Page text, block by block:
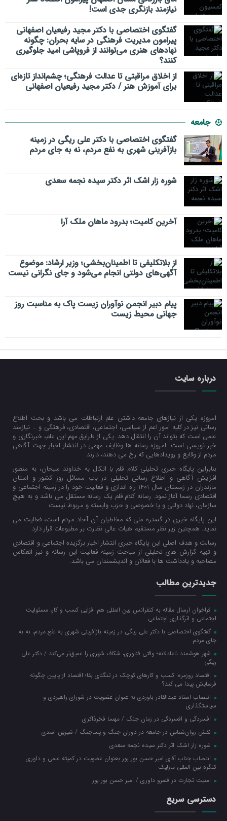
نیازمند بازنگری جدی است!
گفتگوی اختصاصی با دکتر مجید رفیعیان اصفهانی
پیرامون مدیریت فرهنگی در سایه بحران: چگونه
نهادهای هنری می‌توانند از فروپاشی امید جلوگیری
کنند؟
از اخلاق مراقبتی تا عدالت فرهنگی؛ چشم‌انداز تازه‌ای
برای آموزش هنر / دکتر مجید رفیعیان اصفهانی
جامعه
گفتگوی اختصاصی با دکتر علی ریگی در زمینه
بازآفرینی شهری به نفع مردم، نه به جای مردم
شوره زار اشک اثر دکتر سیده نجمه سعدی
​آخرین کامیت؛ بدرود ماهان ملک آرا
از بلاتکلیفی تا اطمینان‌بخشی؛ وزیر ارشاد: موضوع
آگهی‌های دولتی انجام می‌شود و جای نگرانی نیست
پیام دبیر انجمن نوآوران زیست پاک به مناسبت روز
جهانی محیط زیست
درباره سایت
امروزه یکی از نیازهای جامعه داشتن علم ارتباطات می باشد و بحث اطلاع
رسانی نیز در کلیه امور اعم از سیاسی، اجتماعی، اقتصادی، فرهتگی و … نیازمند
علمی است که بتواند آن را انتقال دهد. یکی از طرایق مهم این علم، خبرنگاری و
خبر نویسی است. امروزه رسانه ها وظایف مهمی در انتشار اخبار جهت آگاهی
مردم از وقایع و رویدادهایی که رخ می دهند، دارند.
بنابراین پایگاه خبری تحلیلی کلام قلم با اتکال به خداوند سبحان، به منظور
افزایش آگاهی و اطلاع رسانی تحلیلی در باب مسائل روز کشور و استان
مازندران در زمستان سال 1401 راه اندازی و فعالیت خود را در زمینه اجتماعی و
اقتصادی رسما آغاز نمود. رسانه کلام قلم یک رسانه مستقل می باشد و به هیچ
سازمان، نهاد دولتی و یا خصوصی و حزب وابسته و مربوط نیست.
این پایگاه خبری در گستره ملی که مخاطبان آن آحاد مردم است، فعالیت می
نماید. همچنین زیر نظر مستقیم هیات عالی نظارت بر مطبوعات قرار دارد.
رسالت و هدف اصلی این پایگاه خبری انتشار اخبار برگزیده اجتماعی و اقتصادی
و تهیه گزارش های تحلیلی از مباحث زمینه فعالیت این رسانه و نیز انعکاس
مصاحبه و یادداشت ها با فعالان و اندیشمندان می باشد.
جدیدترین مطالب
فراخوان ارسال مقاله به کنفرانس بین المللی هم افزایی کسب و کار، مسئولیت
اجتماعی و اثرگذاری اجتماعی
گفتگوی اختصاصی با دکتر علی ریگی در زمینه بازآفرینی شهری به نفع مردم، نه به
جای مردم
شهر هوشمند ناعادلانه؛ وقتی فناوری، شکاف شهری را عمیق‌تر می‌کند / دکتر علی
ریگی
اقتصاد روزمره: کسب‌ و کارهای کوچک در تنگنای بقا؛ اقتصاد از پایین چگونه
فرسایش پیدا می کند؟
انتصاب استاد عبدالقادر باوردی به عنوان عضویت در شورای راهبردی و
سیاستگذاری
افسردگی و افسردگی در زمان جنگ / مهسا فخرذاکری
نقش روان‌شناس در جامعه در دوران جنگ و پساجنگ / شیرین اسدی
شوره زار اشک اثر دکتر سیده نجمه سعدی
انتصاب جناب آقای امیر حسن بور بور بعنوان عضویت در کمیته علمی و داوری
کنگره بین المللی مارلیک
امنیت تجارت در قلمرو داوری / امیر حسن بور بور
دسترسی سریع